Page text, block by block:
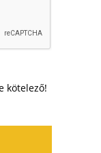
kötelező!